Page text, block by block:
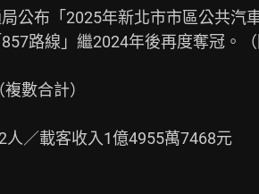
公布「2025年新北市市區公共汽
路線」繼2024年後再度奪冠。（
複數合計）
人／載客收入1億4955萬7468元